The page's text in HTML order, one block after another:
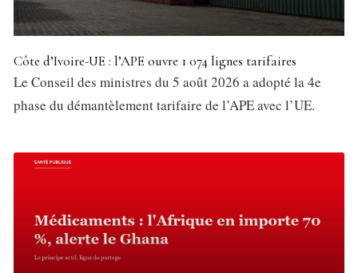
Côte d’Ivoire-UE : l’APE ouvre 1 074 lignes tarifaires
Le Conseil des ministres du 5 août 2026 a adopté la 4e
phase du démantèlement tarifaire de l’APE avec l’UE.